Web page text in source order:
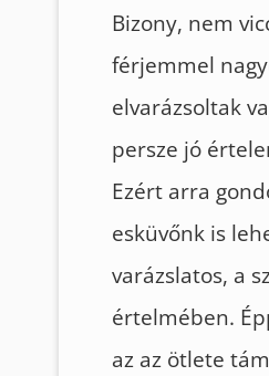
Bizony, nem
férjemmel
elvarázsoltak
persze jó
Ezért arra
esküvőnk is
varázslatos, a
értelmében.
az az ötlete